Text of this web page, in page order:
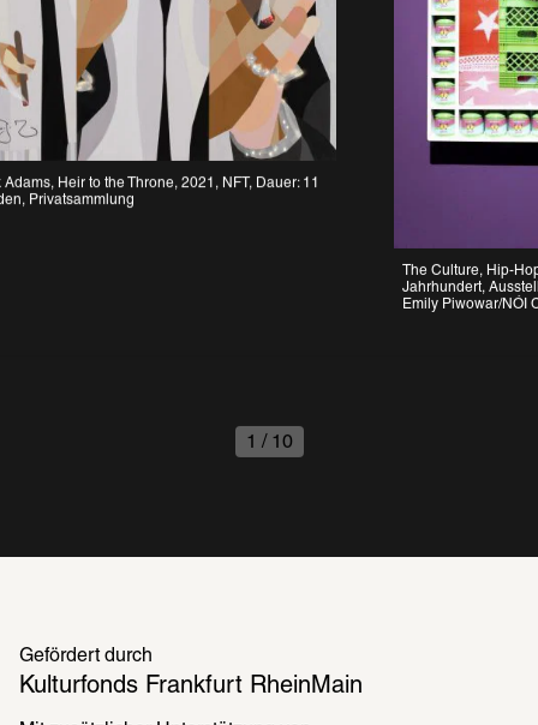
1 / 10
Heir to the Throne, 2021, NFT, Dauer: 11
Privatsammlung
The Culture, Hip-
Jahrhundert,
Emily Piwowar/NÓI
Gefördert durch
Kulturfonds Frankfurt RheinMain